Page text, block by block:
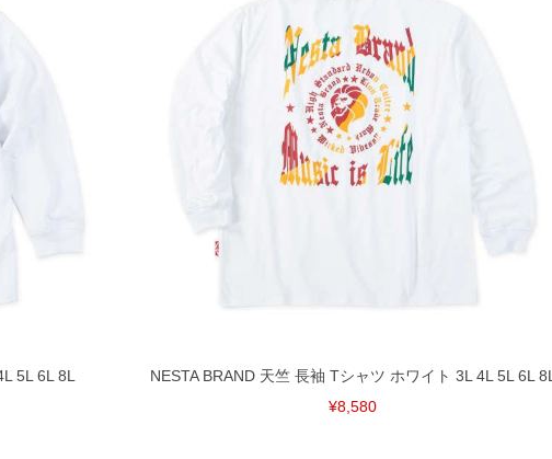
5L 6L 8L
NESTA BRAND 天竺 長袖 Tシャツ ホワイト 3L 4L 5L 6L 8L
¥8,580